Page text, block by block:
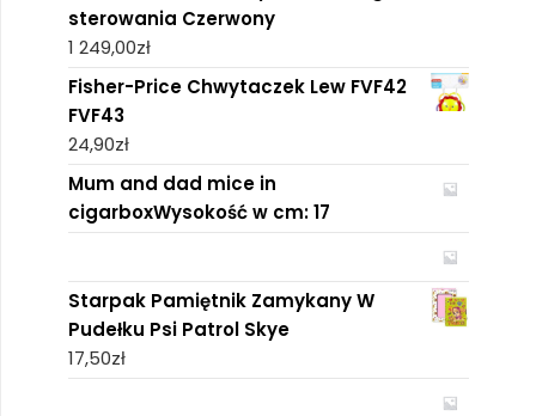
sterowania Czerwony
1 249,00zł
Fisher-Price Chwytaczek Lew FVF42
FVF43
24,90zł
Mum and dad mice in
cigarboxWysokość w cm: 17
Starpak Pamiętnik Zamykany W
Pudełku Psi Patrol Skye
17,50zł